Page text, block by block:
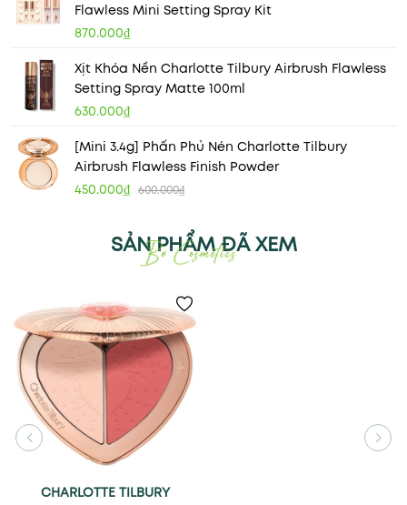
Flawless Mini Setting Spray Kit
870.000₫
Xịt Khóa Nền Charlotte Tilbury Airbrush Flawless
Setting Spray Matte 100ml
630.000₫
[Mini 3.4g] Phấn Phủ Nén Charlotte Tilbury
Airbrush Flawless Finish Powder
450.000₫ 600.000₫
SẢN PHẨM ĐÃ XEM
CHARLOTTE TILBURY